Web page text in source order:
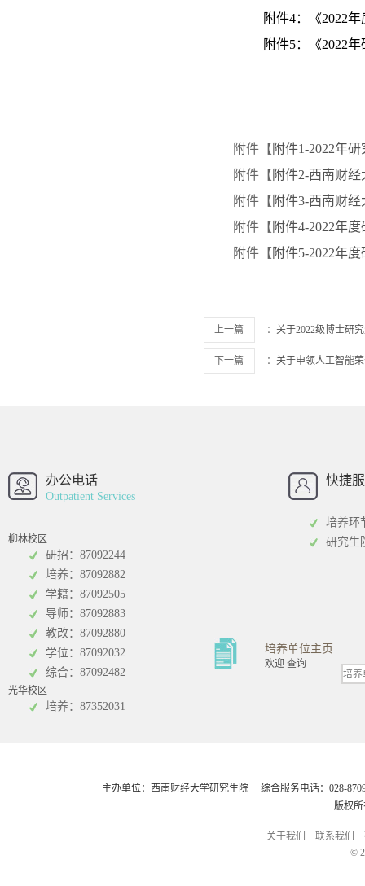
附件4：《2022
附件5：《2022
附件【 附件1-2022年
附件【 附件2-西南财
附件【 附件3-西南财
附件【 附件4-2022年
附件【 附件5-2022年
上一篇 ： 关于2022级博士研
下一篇 ： 关于申领人工智能
招办
工商管理学院
办公电话
Outpatient Services
柳林校区
研招：87092244
培养：87092882
学籍：87092505
导师：87092883
教改：87092880
学位：87092032
综合：87092482
光华校区
培养：87352031
快捷
培养环
研究生
培养单位主页
欢迎 查询
主办单位：西南财经大学研究生院 综合服务电话：028-
版权
关于我们 联系我们
©